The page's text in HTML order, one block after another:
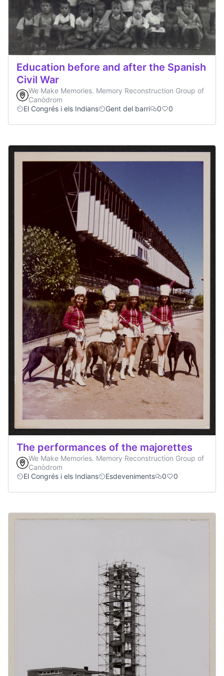
Education before and after the Spanish
Civil War
We Make Memories. Memory Reconstruction Group of
Canòdrom
El Congrés i els Indians
Gent del barri 0 0
The performances of the majorettes
We Make Memories. Memory Reconstruction Group of
Canòdrom
El Congrés i els Indians
Esdeveniments 0 0